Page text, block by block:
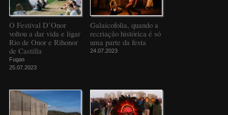
O Festival D’Onor
voltou a dar vida e ligar
Rio de Onor e Rihonor
de Castilla
Fugas
25.07.2023
Galaicofolia, quando a
recriação histórica é só
uma parte da festa
24.07.2023